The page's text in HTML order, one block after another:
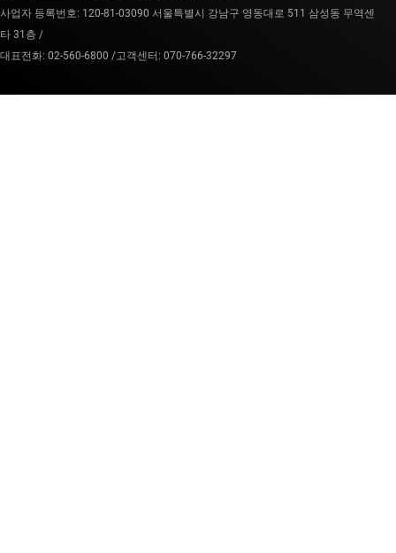
사업자 등록번호: 120-81-03090 서울특별시 강남구 영동대로 511 삼성동 무역센
타 31층 /
대표전화: 02-560-6800 /고객센터: 070-766-32297